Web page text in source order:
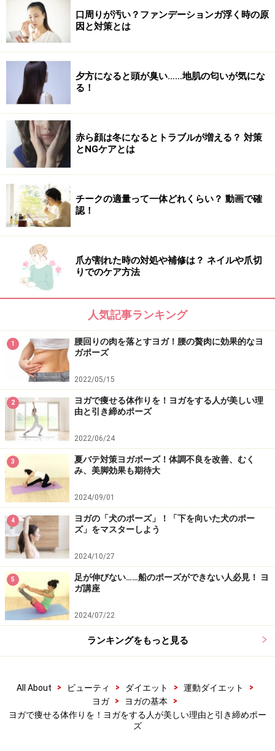
動作2
2.息を吸いながら、右足を天井方向に伸ばし、目線も天
井に向けお腹側を伸ばします。この時、腰が反りすぎな
いように、右足を天井に押し上げるイメージで動作しま
しょう。
動作3
3.息を吐きながら、右膝を曲げおでこと近づけるように
お腹をぎゅーっと丸め背中側を伸ばしましょう（妊婦さ
んは無理のない範囲で）。そのまま、ゆっくりと5回ほ
ど繰り返し、反対側も同様に。
ヨガで痩せるポーズ2：美しいヒップライン
になるポーズ
このポーズは、一見簡単そうに見えますが、実は片膝で
バランスを取りながら、さらに胸も開くというかなり複
雑なポーズです。意識するのは、どこに体重をかけるの
か？骨盤の向く方向は？目線をどこに向ければポーズが
安定するのか？など、それぞれのポイントを調和させる
必要があります。最初はバランスが取れなくても気にし
ないで、じっくり自分の体に向き合ってみて下さい。自
ずとバランスが取れる位置が分かり、ポーズが綺麗に取
れるようになった時には、筋力もアップしているはずで
す。
■効果
お尻をほぐし、股関節周辺の可動域を広げます。背中、
ヒップ、ハムストリングスの引締め効果大です。内臓を
適度にマッサージし、悪い姿勢や不眠症、イライラや全
身の疲れを解消する効果も期待出来ます。
ように注意
肩に力が入らないよう、リラックスさせる
口周りが汚い？ファンデーションガ浮く時の原
因と対策とは
夕方になると頭が臭い……地肌の匂いが気にな
る！
赤ら顔は冬になるとトラブルが増える？ 対策
とNGケアとは
チークの適量って一体どれくらい？ 動画で確
認！
爪が割れた時の対処や補修は？ ネイルや爪切
りでのケア方法
人気記事ランキング
1
腰回りの肉を落とすヨガ！腰の贅肉に効果的なヨ
ガポーズ
2022/05/15
2
ヨガで痩せる体作りを！ヨガをする人が美しい理
由と引き締めポーズ
2022/06/24
3
夏バテ対策ヨガポーズ！体調不良を改善、むく
み、美脚効果も期待大
2024/09/01
4
ヨガの「犬のポーズ」！「下を向いた犬のポー
ズ」をマスターしよう
2024/10/27
5
足が伸びない……船のポーズができない人必見！ ヨ
ガ講座
2024/07/22
ランキングをもっと見る
All About > ビューティ > ダイエット > 運動ダイエット
>
ヨガ
> ヨガの基本
>
ヨガで痩せる体作りを！ヨガをする人が美しい理由と引き締めポー
ズ